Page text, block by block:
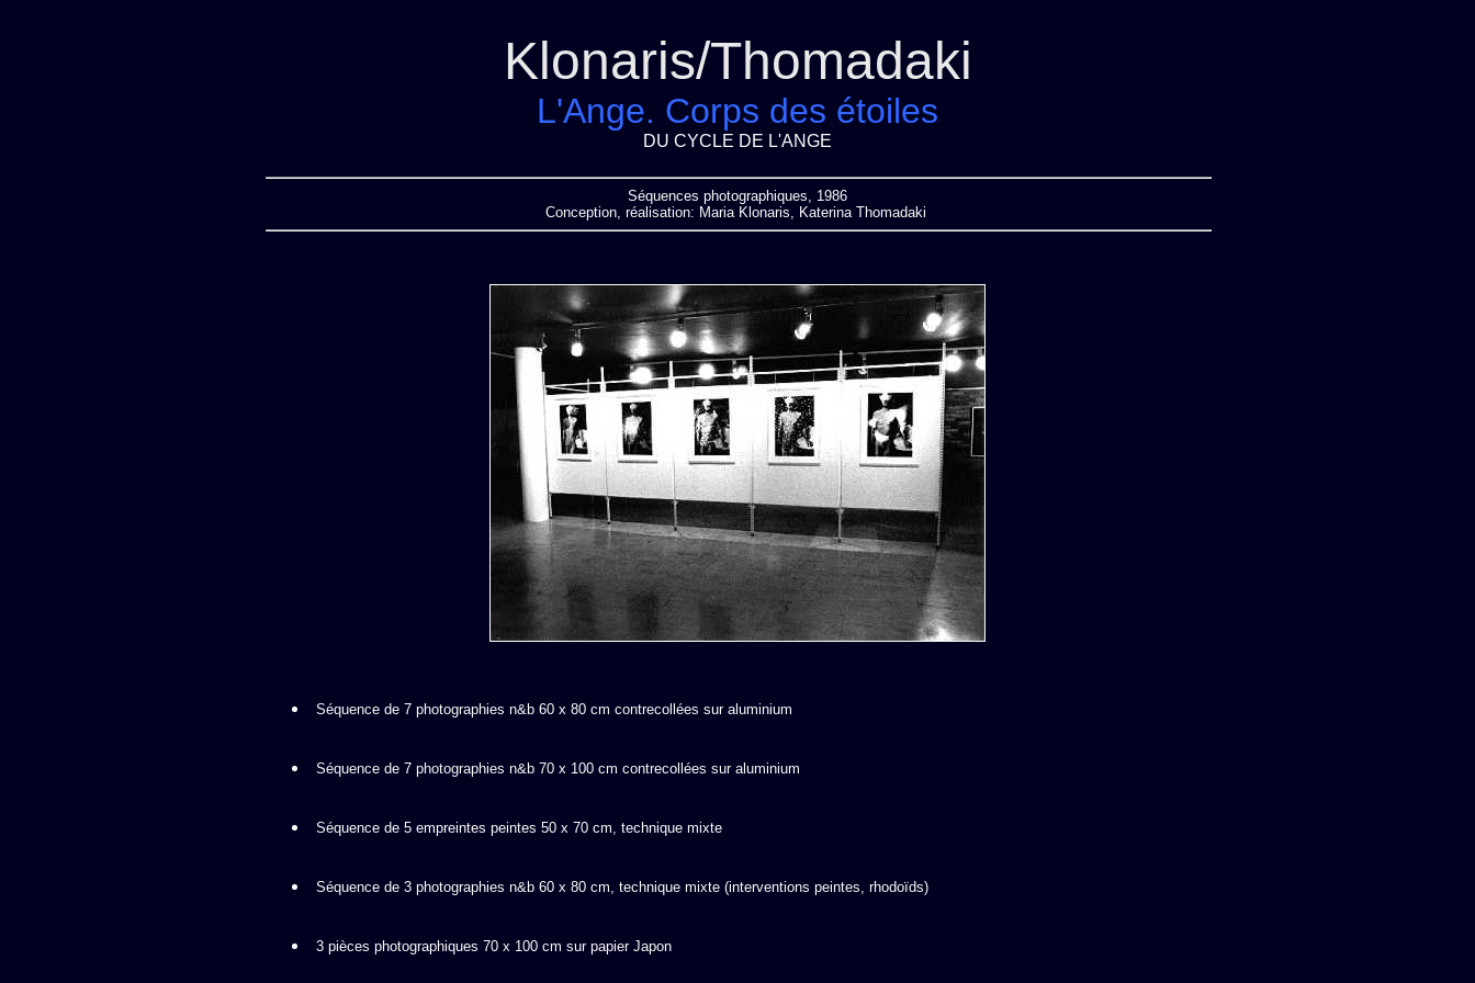
Klonaris/Thomadaki
L'Ange. Corps des étoiles
DU CYCLE DE L'ANGE
Séquences photographiques, 1986
Conception, réalisation: Maria Klonaris, Katerina Thomadaki
Séquence de 7 photographies n&b 60 x 80 cm contrecollées sur aluminium
Séquence de 7 photographies n&b 70 x 100 cm contrecollées sur aluminium
Séquence de 5 empreintes peintes 50 x 70 cm, technique mixte
Séquence de 3 photographies n&b 60 x 80 cm, technique mixte (interventions peintes, rhodoïds)
3 pièces photographiques 70 x 100 cm sur papier Japon